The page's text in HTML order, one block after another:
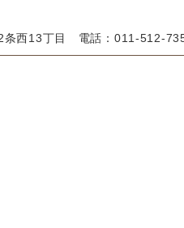
条西13丁目 電話：011-512-